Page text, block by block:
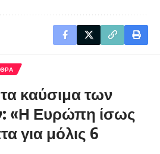
καύσιμα των
«Η Ευρώπη ίσως
για μόλις 6